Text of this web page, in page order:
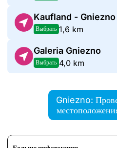
Kaufland -
Выбрать 1,6 km
Galeria Gniezno
Выбрать 4,0 km
Gniezno: